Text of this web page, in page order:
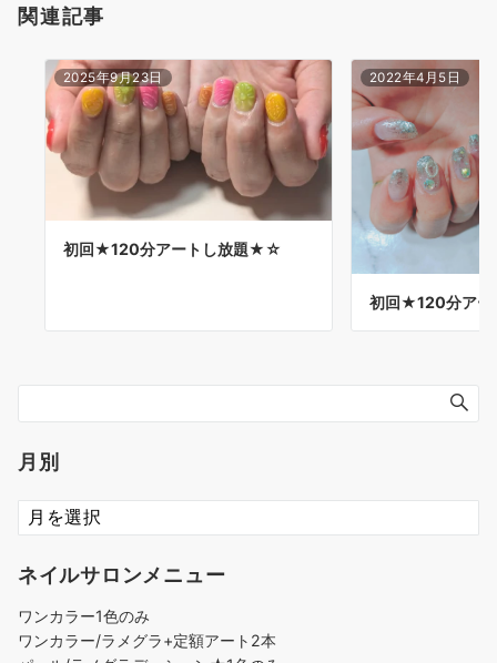
関連記事
2025年9月23日
初回★120分アートし放題★☆
2022年4月5日
初回★120分ア
月別
ネイルサロンメニュー
ワンカラー1色のみ
ワンカラー/ラメグラ+定額アート2本